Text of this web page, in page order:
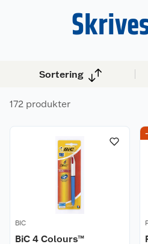
Sortering
172 produkter
BIC
BiC 4 Colours™